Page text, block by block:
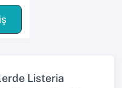
Listeria